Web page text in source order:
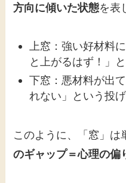
方向に傾いた状態を表
上窓：強い好材料
と上がるはず！」
下窓：悪材料が出
れない」という投
このように、「窓」は
のギャップ＝心理の偏